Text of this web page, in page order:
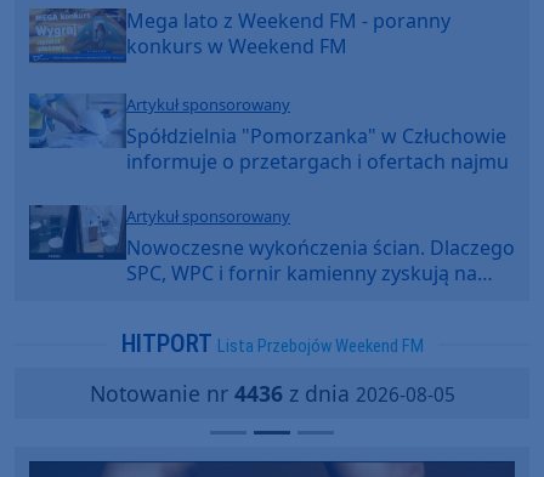
Mega lato z Weekend FM - poranny
konkurs w Weekend FM
Artykuł sponsorowany
Spółdzielnia "Pomorzanka" w Człuchowie
informuje o przetargach i ofertach najmu
Artykuł sponsorowany
Nowoczesne wykończenia ścian. Dlaczego
SPC, WPC i fornir kamienny zyskują na
HITPORT Lista Przebojów Weekend FM
Notowanie nr 4436z dnia 2026-08-05